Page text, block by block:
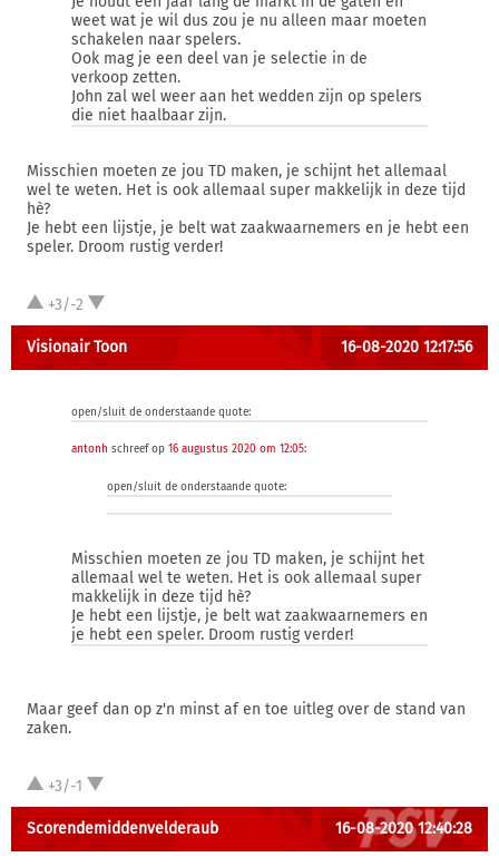
weet wat je wil dus zou je nu alleen maar moeten
schakelen naar spelers.
Ook mag je een deel van je selectie in de
verkoop zetten.
John zal wel weer aan het wedden zijn op spelers
die niet haalbaar zijn.
Misschien moeten ze jou TD maken, je schijnt het allemaal
wel te weten. Het is ook allemaal super makkelijk in deze tijd
hè?
Je hebt een lijstje, je belt wat zaakwaarnemers en je hebt een
speler. Droom rustig verder!
+3/-2
Visionair Toon 16-08-2020 12:17:56
open/sluit de onderstaande quote:
antonh schreef op 16 augustus 2020 om 12:05:
open/sluit de onderstaande quote:
Misschien moeten ze jou TD maken, je schijnt het
allemaal wel te weten. Het is ook allemaal super
makkelijk in deze tijd hè?
Je hebt een lijstje, je belt wat zaakwaarnemers en
je hebt een speler. Droom rustig verder!
Maar geef dan op z'n minst af en toe uitleg over de stand van
zaken.
+3/-1
Scorendemiddenvelderaub 16-08-2020 12:40:28